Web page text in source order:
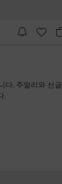
다. 주얼리와 선글
.